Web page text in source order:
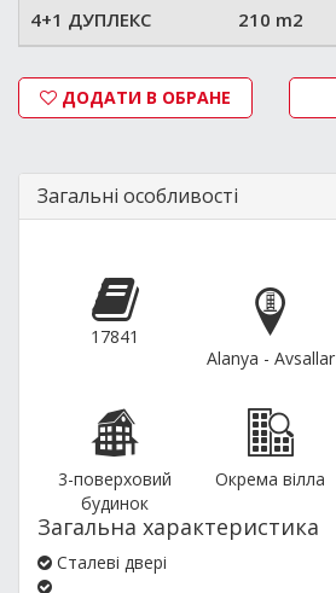
4+1 ДУПЛЕКС 210 m2
ДОДАТИ В ОБРАНЕ
Загальні особливості
17841
Alanya - Avsallar
3-поверховий
будинок
Окрема вілла
Загальна характеристика
Сталеві двері